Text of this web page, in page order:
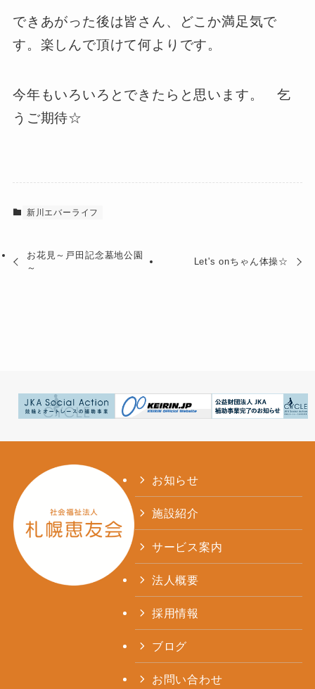
できあがった後は皆さん、どこか満足気で
す。楽しんで頂けて何よりです。
今年もいろいろとできたらと思います。 乞
うご期待☆
新川エバーライフ
お花見～戸田記念墓地公園
～
Let's onちゃん体操☆
お知らせ
施設紹介
サービス案内
法人概要
採用情報
ブログ
お問い合わせ